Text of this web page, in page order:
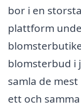
bor i en
plattform
blomsterbud i
samla de
ett och